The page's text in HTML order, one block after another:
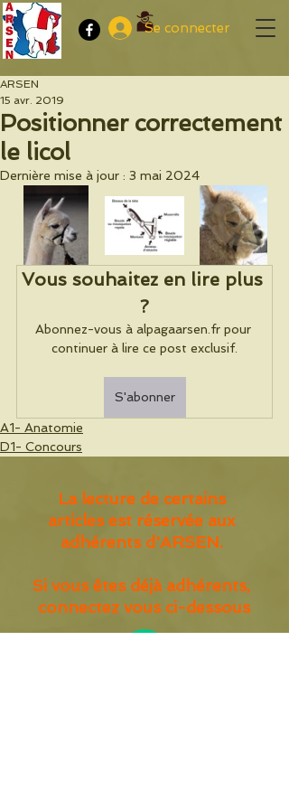
Se connecter
Positionner correctement
le licol
ARSEN
15 avr. 2019
Dernière mise à jour : 3 mai 2024
Vous souhaitez en lire plus
?
Abonnez-vous à alpagaarsen.fr pour
continuer à lire ce post exclusif.
S'abonner
A1- Anatomie
D1- Concours
La lecture de certains
articles est réservée aux
adhérents d'ARSEN.
Si vous êtes déjà adhérents,
connectez vous ci-dessous